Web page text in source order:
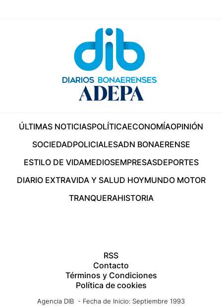
ÚLTIMAS NOTICIASPOLÍTICAECONOMÍAOPINIÓN
SOCIEDADPOLICIALESADN BONAERENSE
ESTILO DE VIDAMEDIOSEMPRESASDEPORTES
DIARIO EXTRAVIDA Y SALUD HOYMUNDO MOTOR
TRANQUERAHISTORIA
RSS
Contacto
Términos y Condiciones
Política de cookies
Agencia DIB - Fecha de Inicio: Septiembre 1993